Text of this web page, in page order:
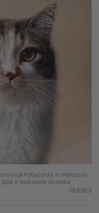
Рубцовска и передала
дом и любящие хозяева
Скачать